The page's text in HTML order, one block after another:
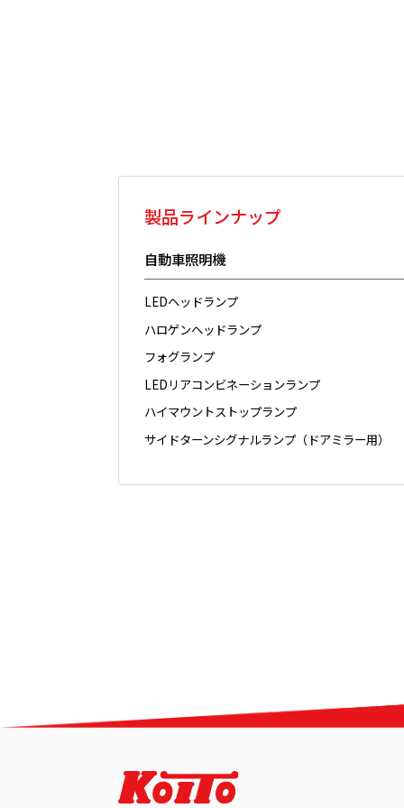
製品ラインナップ
自動車照明機
LEDヘッドランプ
ハロゲンヘッドランプ
フォグランプ
LEDリアコンビネーションランプ
ハイマウントストップランプ
サイドターンシグナルランプ（ドアミラー用）